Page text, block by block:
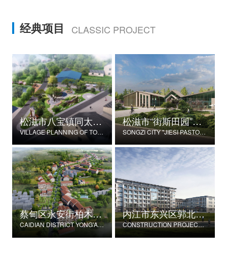
经典项目 CLASSIC PROJECT
松滋市八宝镇同太湖村村庄规划
VILLAGE PLANNING OF TONGTAIHU VILLAGE, BABAO TOWN, SONGZI CITY
松滋市“街斯田园”美丽乡村示范片建设项目
SONGZI CITY "JIESI PASTORAL" BEAUTIFUL RURAL DEMONSTRATION FILM CONSTRUCTION PROJECT
蔡甸区永安街柏木村郭家庄湾省级美丽乡村试点建设项目
CAIDIAN DISTRICT YONG'AN STREET CYPRESS VILLAGE GUOJIAZHUANG BAY PROVINCIAL BEAUTIFUL VILLAGE PILOT CONSTRUCTION PROJECT
内江市东兴区郭北养老服务中心建设项目
CONSTRUCTION PROJECT OF GUOBEI ELDERLY SERVICE CENTER IN DONGXING DISTRICT, NEIJIANG CITY